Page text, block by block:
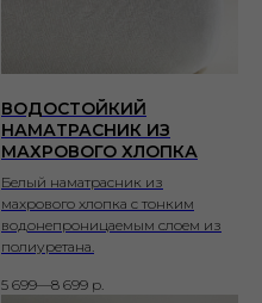
ВОДОСТОЙКИЙ
НАМАТРАСНИК ИЗ
МАХРОВОГО ХЛОПКА
Белый наматрасник из
махрового хлопка с тонким
водонепроницаемым слоем из
полиуретана.
5 699—8 699 р.